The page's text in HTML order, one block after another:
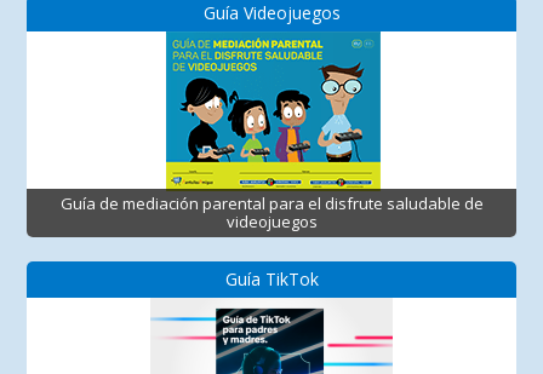
Guía Videojuegos
Guía de mediación parental para el disfrute saludable de
videojuegos
Guía TikTok